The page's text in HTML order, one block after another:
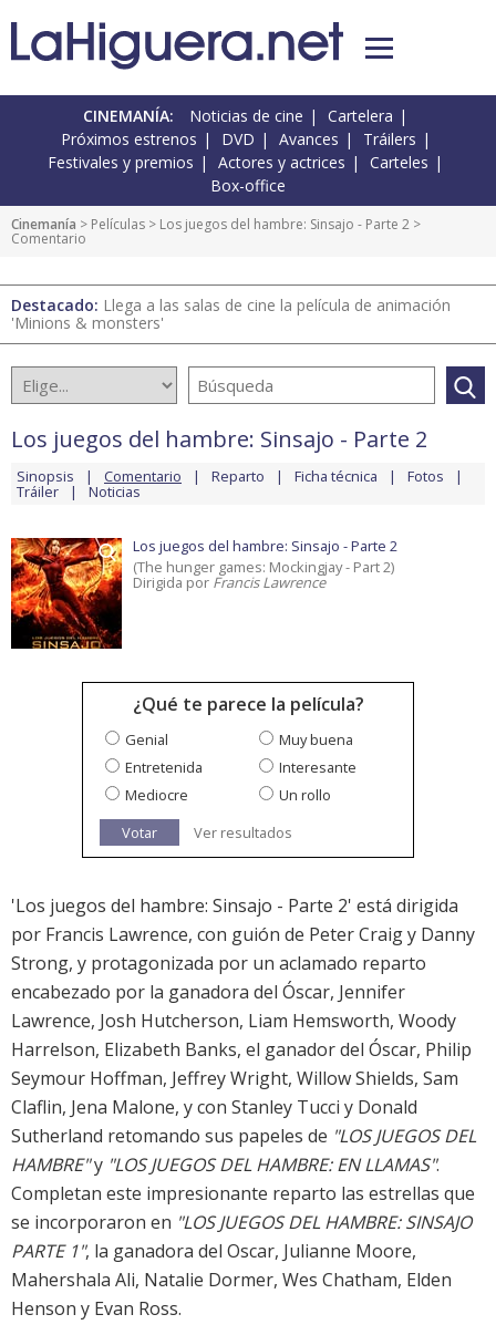
CINEMANÍA: Noticias de cine
Cartelera
Próximos estrenos
DVD Avances
Tráilers
Festivales y premios
Actores y actrices
Carteles
Box-office
Cinemanía > Películas > Los juegos del hambre: Sinsajo - Parte 2 >
Comentario
Destacado: Llega a las salas de cine la película de animación
'Minions & monsters'
Los juegos del hambre: Sinsajo - Parte 2
Sinopsis Comentario Reparto Ficha técnica Fotos
Tráiler Noticias
Los juegos del hambre: Sinsajo - Parte 2
(The hunger games: Mockingjay - Part 2)
Dirigida por Francis Lawrence
¿Qué te parece la película?
Genial
Muy buena
Entretenida
Interesante
Mediocre
Un rollo
Votar
Ver resultados
'Los juegos del hambre: Sinsajo - Parte 2' está dirigida
por Francis Lawrence, con guión de Peter Craig y Danny
Strong, y protagonizada por un aclamado reparto
encabezado por la ganadora del Óscar, Jennifer
Lawrence, Josh Hutcherson, Liam Hemsworth, Woody
Harrelson, Elizabeth Banks, el ganador del Óscar, Philip
Seymour Hoffman, Jeffrey Wright, Willow Shields, Sam
Claflin, Jena Malone, y con Stanley Tucci y Donald
Sutherland retomando sus papeles de "LOS JUEGOS DEL
HAMBRE"y "LOS JUEGOS DEL HAMBRE: EN LLAMAS".
Completan este impresionante reparto las estrellas que
se incorporaron en "LOS JUEGOS DEL HAMBRE: SINSAJO 
PARTE 1", la ganadora del Oscar, Julianne Moore,
Mahershala Ali, Natalie Dormer, Wes Chatham, Elden
Henson y Evan Ross.